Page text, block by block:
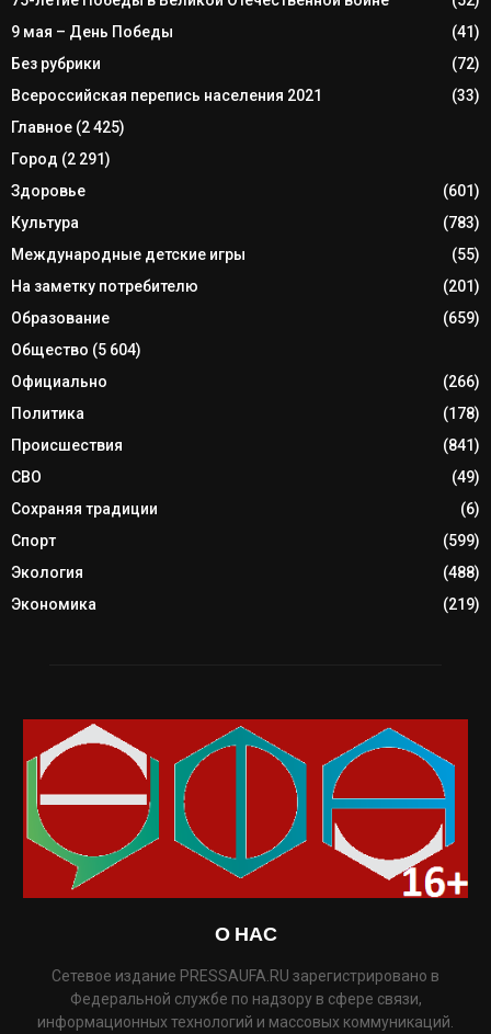
9 мая – День Победы
(41)
Без рубрики
(72)
Всероссийская перепись населения 2021
(33)
Главное (2 425)
Город (2 291)
Здоровье
(601)
Культура
(783)
Международные детские игры
(55)
На заметку потребителю
(201)
Образование
(659)
Общество (5 604)
Официально
(266)
Политика
(178)
Происшествия
(841)
СВО
(49)
Сохраняя традиции
(6)
Спорт
(599)
Экология
(488)
Экономика
(219)
О НАС
Сетевое издание PRESSAUFA.RU зарегистрировано в
Федеральной службе по надзору в сфере связи,
информационных технологий и массовых коммуникаций.